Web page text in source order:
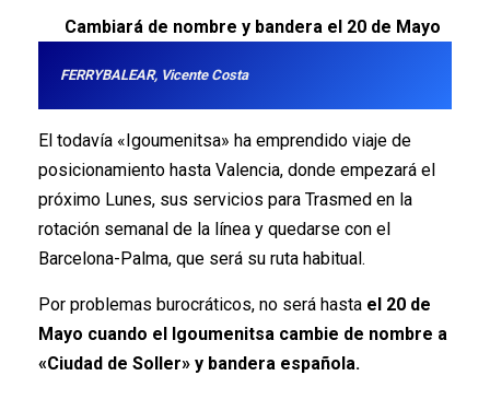
Cambiará de nombre y bandera el 20 de Mayo
FERRYBALEAR, Vicente Costa
El todavía «Igoumenitsa» ha emprendido viaje de
posicionamiento hasta Valencia, donde empezará el
próximo Lunes, sus servicios para Trasmed en la
rotación semanal de la línea y quedarse con el
Barcelona-Palma, que será su ruta habitual.
Por problemas burocráticos, no será hasta el 20 de
Mayo cuando el Igoumenitsa cambie de nombre a
«Ciudad de Soller» y bandera española.